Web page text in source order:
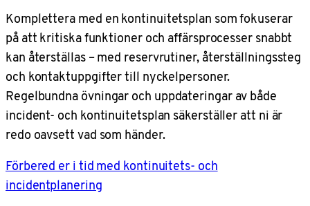
Komplettera med en kontinuitetsplan som fokuserar
på att kritiska funktioner och affärsprocesser snabbt
kan återställas – med reservrutiner, återställningssteg
och kontaktuppgifter till nyckelpersoner.
Regelbundna övningar och uppdateringar av både
incident- och kontinuitetsplan säkerställer att ni är
redo oavsett vad som händer.
Förbered er i tid med kontinuitets- och
incidentplanering